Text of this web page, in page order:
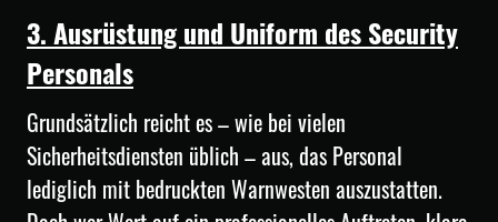
3. Ausrüstung und Uniform des Security
Personals
Grundsätzlich reicht es – wie bei vielen
Sicherheitsdiensten üblich – aus, das Personal
lediglich mit bedruckten Warnwesten auszustatten.